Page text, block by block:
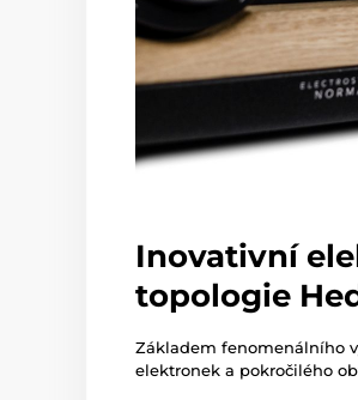
Inovativní
topologie
Základem fenomenálního
elektronek a pokročilého